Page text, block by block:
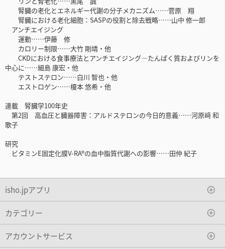
腎臓の老化とエネルギー代謝の分子メカニズム……菅原 翔
腎臓における老化細胞：SASPの役割と除去戦略……山中 修一郎
アンチエイジング
運動……伊藤 修
カロリー制限……大竹 剛靖・他
CKDにおける食事療法とアンチエイジング―たんぱく質およびリンを
中心に……細島 康宏・他
テストステロン……白川 智也・他
エストロゲン……榎本 悠希・他
連載 腎臓学100年史
第2回 高血圧と臓器障害：アルドステロンの今日的意義……河原﨑 和
歌子
研究
ビタミンE固定化膜V-RA®の血中脂質代謝への影響……田仲 紀子
isho.jpアプリ
カテゴリー
アカウントサービス